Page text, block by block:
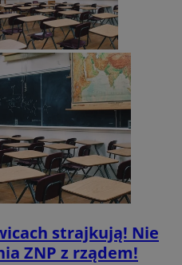
strajkują! Nie
ZNP z rządem!